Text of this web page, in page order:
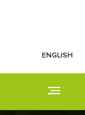
ENGLISH